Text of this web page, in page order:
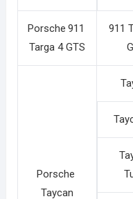
Porsche 911
Targa 4 GTS
911
Porsche
Taycan